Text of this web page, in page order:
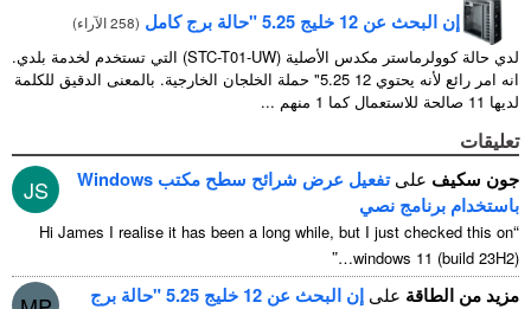
(258 الآراء )
لدي حالة كوولرماستر مكدس الأصلية (STC-T01-UW) التي تستخدم لخدمة بلدي.
انه امر رائع لأنه يحتوي 12 5.25" حملة الخلجان الخارجية. بالمعنى الدقيق للكلمة
JS
تفعيل عرض شرائح سطح مكتب Windows
Hi James I realise it has been a long while,but I
”
إن البحث عن 12 خليج 5.25 "حالة برج